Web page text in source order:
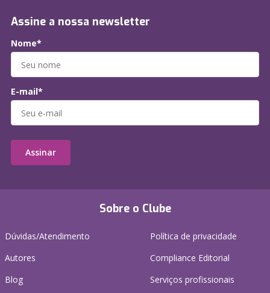
Sobre o Clube
Dúvidas/Atendimento
Autores
Blog
Política de privacidade
Compliance Editorial
Serviços profissionais
Assine a nossa newsletter
Nome*
E-mail*
Assinar